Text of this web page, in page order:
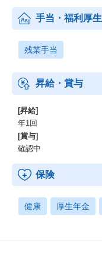
手当・福利厚生
残業手当
昇給・賞与
[昇給]
年1回
[賞与]
確認中
保険
健康 厚生年金